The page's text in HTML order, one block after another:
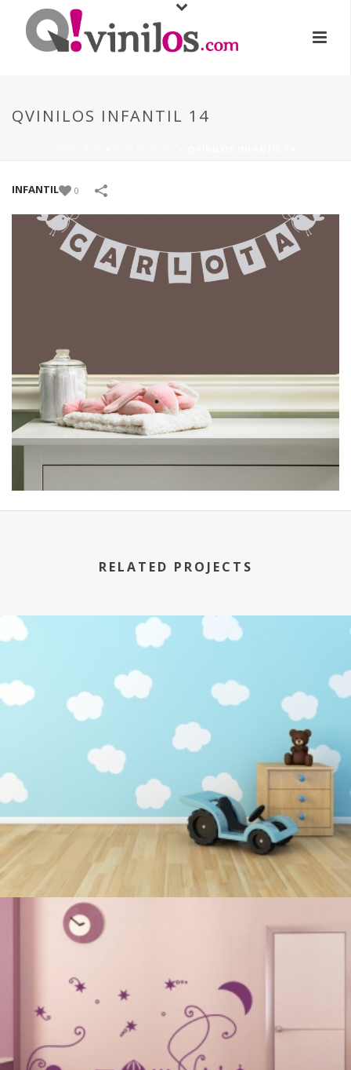
QVINILOS INFANTIL 14
INFANTIL 0
RELATED PROJECTS